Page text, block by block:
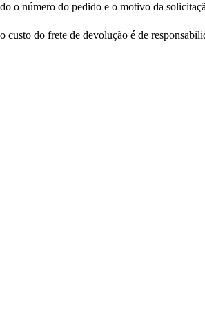
número do pedido e o motivo da
custo do frete de devolução é de